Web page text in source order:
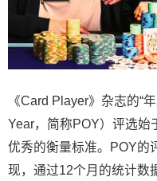
《Card Player》杂志的“
Year，简称POY）评选始
优秀的衡量标准。POY的
现，通过12个月的统计数